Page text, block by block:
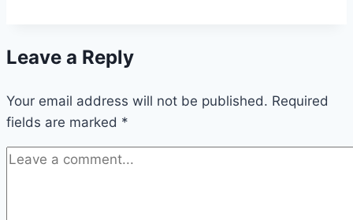
Penyusunan
Rencana
Rinci
Kawasan
FTZ
KPBPB
Leave a Reply
Your email address will not be published. Required
fields are marked *